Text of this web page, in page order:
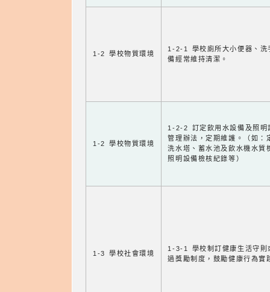
1-2 學校物質環境
1-2-1 學校廁所大小便器、洗
備經常維持清潔。
1-2 學校物質環境
1-2-2 訂定飲用水設備及照明
管理辦法，定期維護。（如：
洗水塔、蓄水池及飲水機水質
照明設備檢核紀錄等）
1-3 學校社會環境
1-3-1 學校制訂健康生活守則
過獎勵制度，鼓勵健康行為實